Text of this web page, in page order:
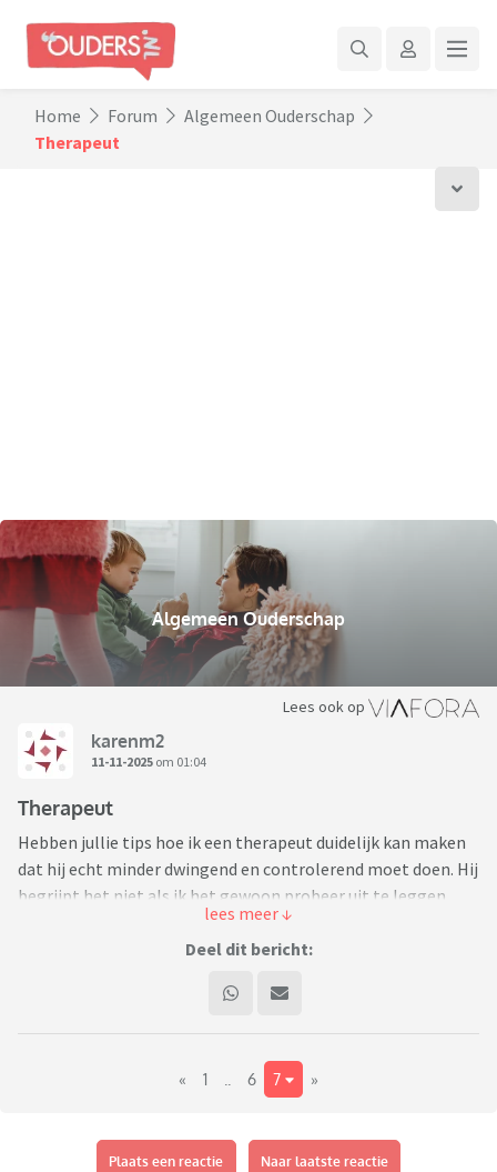
Home Forum
Algemeen Ouderschap
Therapeut
Algemeen Ouderschap
Lees ook op
karenm2
11-11-2025 om 01:04
Therapeut
Hebben jullie tips hoe ik een therapeut duidelijk kan maken
dat hij echt minder dwingend en controlerend moet doen. Hij
begrijpt het niet als ik het gewoon probeer uit te leggen.
Stoppen met de therapie kan niet. Ik heb wel therapie nodig
alleen van iemand die me wel begrijpt en aan mijn kant staat
niemand echt en wil niet steeds bij iemand nieuw mijn
verhaal doen.
Deel dit bericht:
« 1 6 7 »
Plaats een reactie Naar laatste reactie